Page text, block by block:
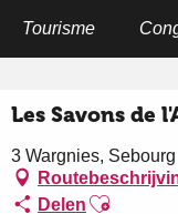
Tourisme
Les Savons de
3 Wargnies, Sebourg
Delen Ajouter aux